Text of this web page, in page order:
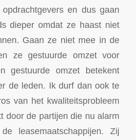
en dus gaan
dieper omdat ze haast niet
Gaan ze niet mee in de
ze gestuurde omzet voor
gestuurde omzet betekent
de leden. Ik durf dan ook te
van het kwaliteitsprobleem
door de partijen die nu alarm
leasemaatschappijen. Zij